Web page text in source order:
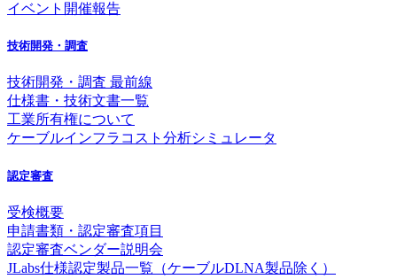
イベント開催報告
技術開発・調査
技術開発・調査 最前線
仕様書・技術文書一覧
工業所有権について
ケーブルインフラコスト分析シミュレータ
認定審査
受検概要
申請書類・認定審査項目
認定審査ベンダー説明会
JLabs仕様認定製品一覧（ケーブルDLNA製品除く）